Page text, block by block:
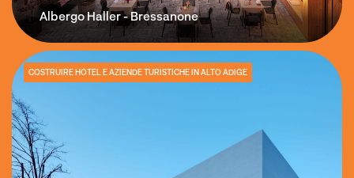
Albergo Haller - Bressanone
COSTRUIRE HOTEL E AZIENDE TURISTICHE IN ALTO ADIGE